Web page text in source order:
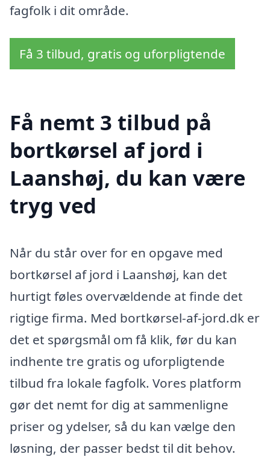
fagfolk i dit område.
Få 3 tilbud, gratis og uforpligtende
Få nemt 3 tilbud på
bortkørsel af jord i
Laanshøj, du kan være
tryg ved
Når du står over for en opgave med
bortkørsel af jord i Laanshøj, kan det
hurtigt føles overvældende at finde det
rigtige firma. Med bortkørsel-af-jord.dk er
det et spørgsmål om få klik, før du kan
indhente tre gratis og uforpligtende
tilbud fra lokale fagfolk. Vores platform
gør det nemt for dig at sammenligne
priser og ydelser, så du kan vælge den
løsning, der passer bedst til dit behov.